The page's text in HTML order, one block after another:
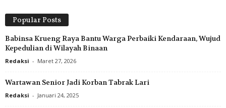
Popular Posts
Babinsa Krueng Raya Bantu Warga Perbaiki Kendaraan, Wujud
Kepedulian di Wilayah Binaan
Redaksi - Maret 27, 2026
Wartawan Senior Jadi Korban Tabrak Lari
Redaksi - Januari 24, 2025